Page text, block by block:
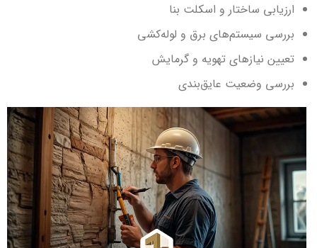
ارزیابی ساختار و اسکلت بنا
بررسی سیستم‌های برق و لوله‌کشی
تعیین نیازهای تهویه و گرمایش
بررسی وضعیت عایق‌بندی